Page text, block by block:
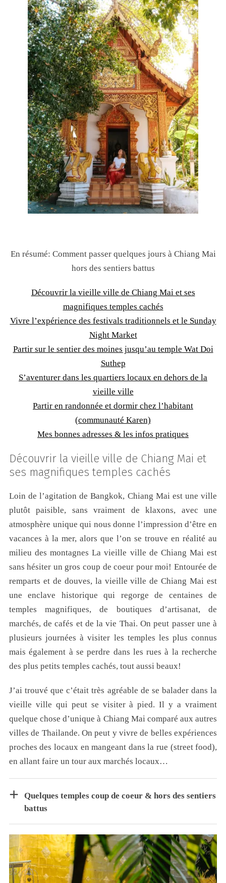
En résumé: Comment passer quelques jours à Chiang Mai
hors des sentiers battus
Découvrir la vieille ville de Chiang Mai et ses
magnifiques temples cachés
Vivre l’expérience des festivals traditionnels et le Sunday
Night Market
Partir sur le sentier des moines jusqu’au temple Wat Doi
Suthep
S’aventurer dans les quartiers locaux en dehors de la
vieille ville
Partir en randonnée et dormir chez l’habitant
(communauté Karen)
Mes bonnes adresses & les infos pratiques
Découvrir la vieille ville de Chiang Mai et
ses magnifiques temples cachés
Loin de l’agitation de Bangkok, Chiang Mai est une ville
plutôt paisible, sans vraiment de klaxons, avec une
atmosphère unique qui nous donne l’impression d’être en
vacances à la mer, alors que l’on se trouve en réalité au
milieu des montagnes La vieille ville de Chiang Mai est
sans hésiter un gros coup de coeur pour moi! Entourée de
remparts et de douves, la vieille ville de Chiang Mai est
une enclave historique qui regorge de centaines de
temples magnifiques, de boutiques d’artisanat, de
marchés, de cafés et de la vie Thai. On peut passer une à
plusieurs journées à visiter les temples les plus connus
mais également à se perdre dans les rues à la recherche
des plus petits temples cachés, tout aussi beaux!
J’ai trouvé que c’était très agréable de se balader dans la
vieille ville qui peut se visiter à pied. Il y a vraiment
quelque chose d’unique à Chiang Mai comparé aux autres
villes de Thailande. On peut y vivre de belles expériences
proches des locaux en mangeant dans la rue (street food),
en allant faire un tour aux marchés locaux…
Quelques temples coup de coeur & hors des sentiers
battus